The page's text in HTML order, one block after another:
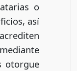
o
así
otorgue